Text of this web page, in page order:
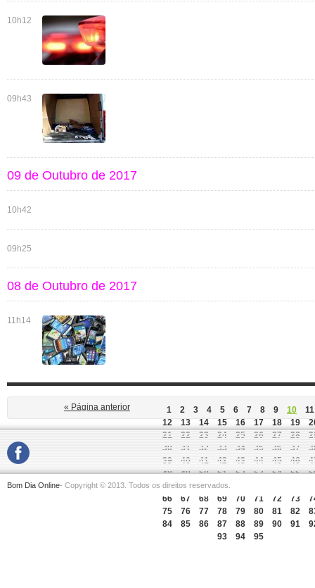
10h12
09h43
09 de Outubro de 2017
10h42
09h25
08 de Outubro de 2017
11h14
« Página anterior 1 2 3 4 5 6 7 8 9 10
11
12
13 14 15 16 17 18 19
21
22 23 24 25 26 27 28
30
31 32 33 34 35 36 37
39
40 41 42 43 44 45 46
48
49 50 51 52 53 54 55
57
58 59 60
66
67 68 69 70 71 72 73
75
76 77 78 79 80 81 82
84
85 86 87 88 89 90 91
93
94 95
Bom Dia Online- Copyright © 2013. Todos os direitos reservados.